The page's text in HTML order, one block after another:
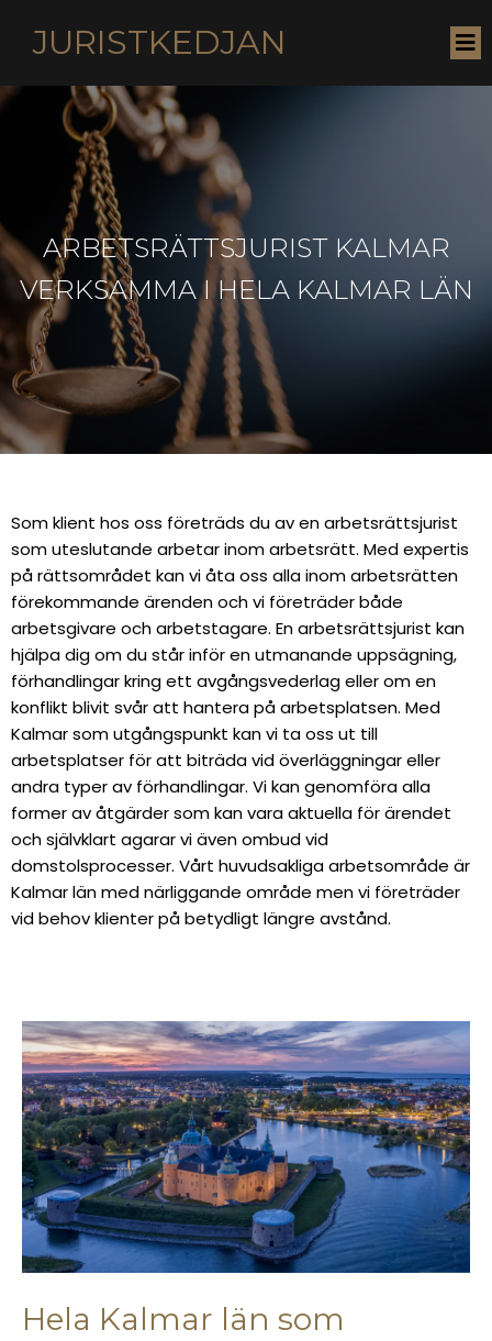
JURISTKEDJAN
ARBETSRÄTTSJURIST KALMAR
VERKSAMMA I HELA KALMAR LÄN
Som klient hos oss företräds du av en arbetsrättsjurist
som uteslutande arbetar inom arbetsrätt. Med expertis
på rättsområdet kan vi åta oss alla inom arbetsrätten
förekommande ärenden och vi företräder både
arbetsgivare och arbetstagare. En arbetsrättsjurist kan
hjälpa dig om du står inför en utmanande uppsägning,
förhandlingar kring ett avgångsvederlag eller om en
konflikt blivit svår att hantera på arbetsplatsen. Med
Kalmar som utgångspunkt kan vi ta oss ut till
arbetsplatser för att biträda vid överläggningar eller
andra typer av förhandlingar. Vi kan genomföra alla
former av åtgärder som kan vara aktuella för ärendet
och självklart agarar vi även ombud vid
domstolsprocesser. Vårt huvudsakliga arbetsområde är
Kalmar län med närliggande område men vi företräder
vid behov klienter på betydligt längre avstånd.
Hela Kalmar län som